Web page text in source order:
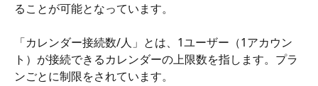
ることが可能となっています。
「カレンダー接続数/人」とは、1ユーザー（1アカウン
ト）が接続できるカレンダーの上限数を指します。プラ
ンごとに制限をされています。